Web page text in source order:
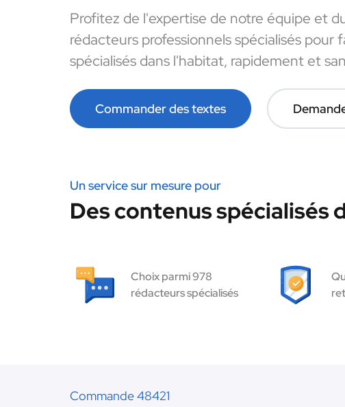
Profitez de l'expertise de notre équipe et
rédacteurs professionnels spécialisés pour
spécialisés dans l'habitat, rapidement et
Commander des textes
Un service sur mesure pour
Des contenus spécialisés
Choix parmi 978
rédacteurs spécialisés
Commande 48421